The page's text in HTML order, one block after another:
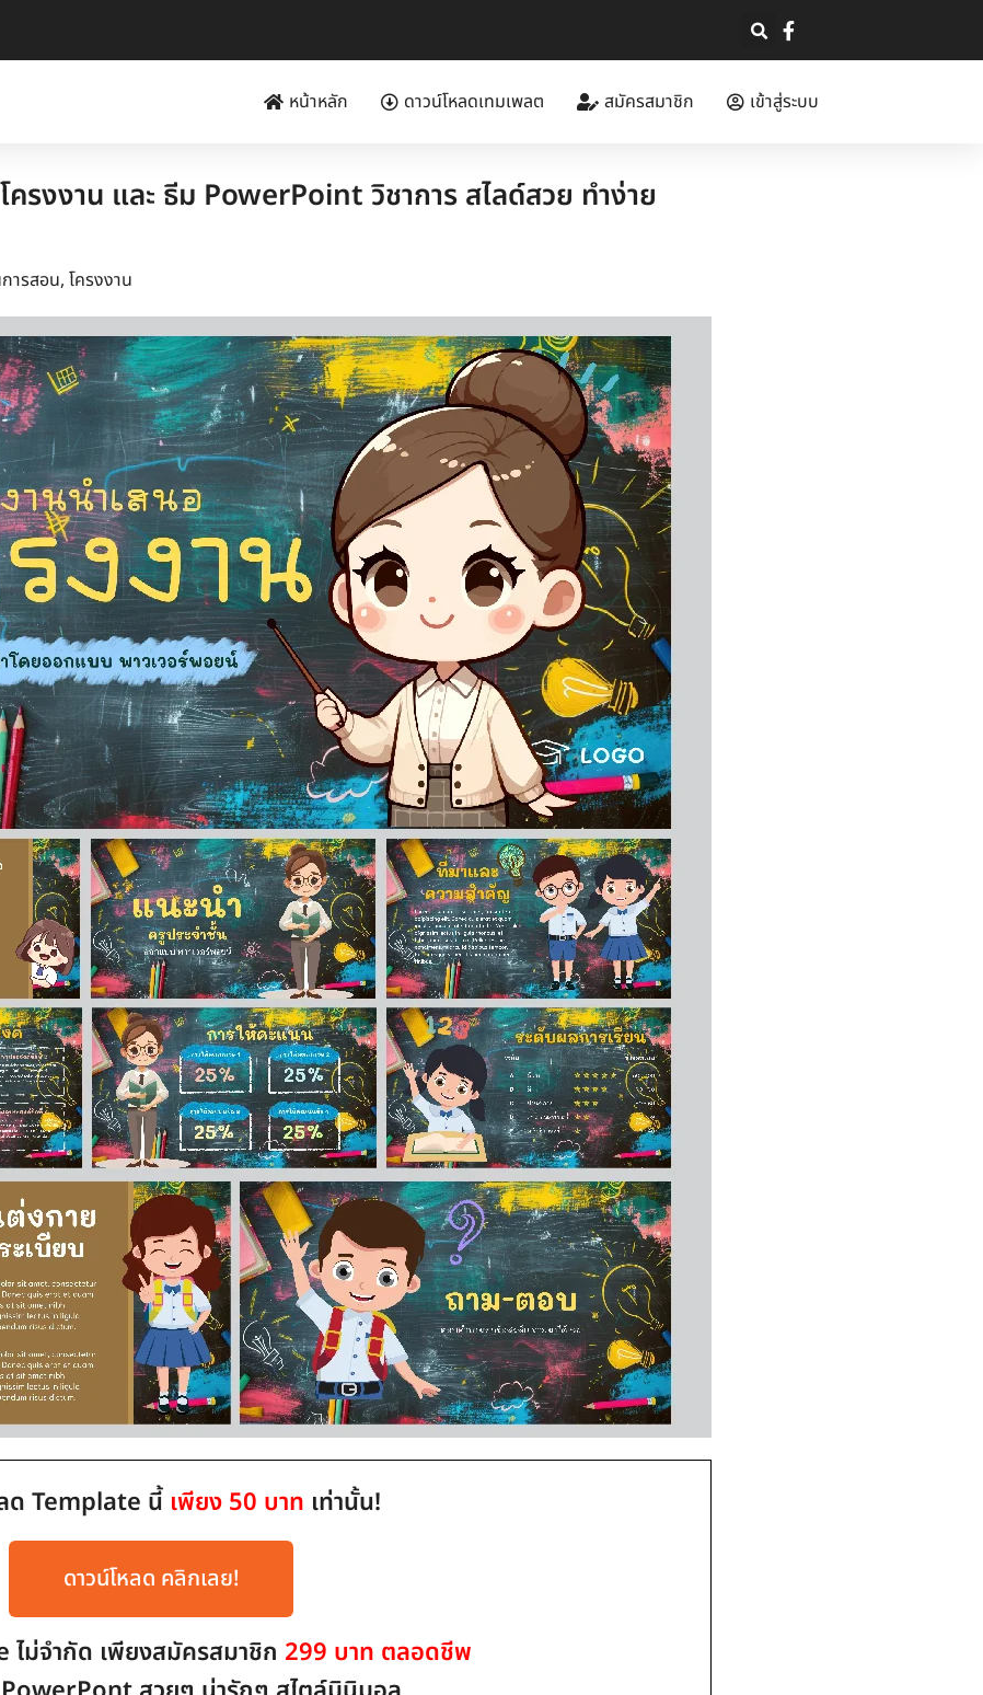
หน้าหลัก ดาวน์โหลดเทมเพลต สมัครสมาชิก เข้าสู่ระบบ
รงงาน และ ธีม PowerPoint วิชาการ สไลด์สวย ทำง่าย
ารสอน, โครงงาน
ด Template นี้ เพียง 50 บาท เท่านั้น!
ดาวน์โหลด คลิกเลย!
ม่จำกัด เพียงสมัครสมาชิก 299 บาท ตลอดชีพ